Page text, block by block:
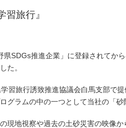
習旅行』
県SDGs推進企業」に登録されてか
た。
習旅行誘致推進協議会白馬支部で
グラムの中の一つとして当社の「
現地視察や過去の土砂災害の映像